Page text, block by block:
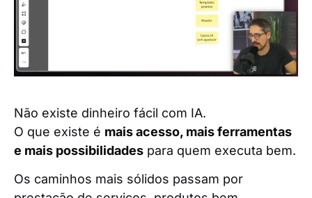
Não existe dinheiro fácil com IA.
O que existe é mais acesso, mais ferramentas
e mais possibilidades para quem executa bem.
Os caminhos mais sólidos passam por